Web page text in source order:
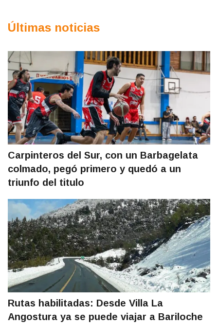
Últimas noticias
Carpinteros del Sur, con un Barbagelata
colmado, pegó primero y quedó a un
triunfo del titulo
Rutas habilitadas: Desde Villa La
Angostura ya se puede viajar a Bariloche